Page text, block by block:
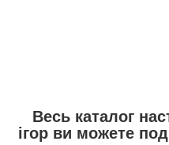
Весь каталог
ігор ви можете